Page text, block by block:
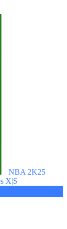
NBA 2K25
X|S